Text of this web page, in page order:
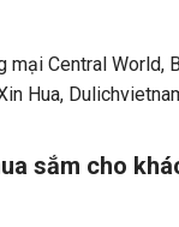
mại Central World,
Hua,
sắm cho